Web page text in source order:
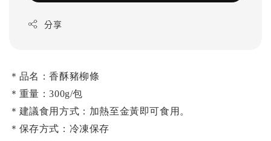
分享
＊品名：香酥豬柳條
＊重量：300g/包
＊建議食用方式：加熱至金黃即可食用。
＊保存方式：冷凍保存